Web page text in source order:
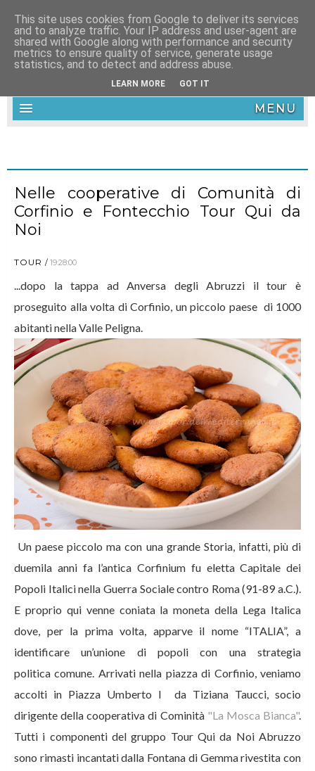
MENU
Nelle cooperative di Comunità di
Corfinio e Fontecchio Tour Qui da
Noi
TOUR 19:28:00
...dopo la tappa ad Anversa degli Abruzzi il tour è
proseguito alla volta di Corfinio, un piccolo paese di 1000
abitanti nella Valle Peligna.
Un paese piccolo ma con una grande Storia, infatti, più di
duemila anni fa l’antica Corfinium fu eletta Capitale dei
Popoli Italici nella Guerra Sociale contro Roma (91-89 a.C.).
E proprio qui venne coniata la moneta della Lega Italica
dove, per la prima volta, apparve il nome “ITALIA”, a
identificare un’unione di popoli con una strategia
politica comune. Arrivati nella piazza di Corfinio, veniamo
accolti in Piazza Umberto I da Tiziana Taucci, socio
dirigente della cooperativa di Cominità "La Mosca Bianca".
Tutti i componenti del gruppo Tour Qui da Noi Abruzzo
sono rimasti incantati dalla Fontana di Gemma rivestita con
This site uses cookies from Google to deliver its services
and to analyze traffic. Your IP address and user-agent are
shared with Google along with performance and security
metrics to ensure quality of service, generate usage
statistics, and to detect and address abuse.
LEARN MORE GOT IT